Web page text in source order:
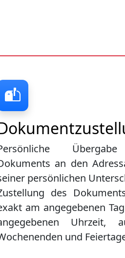
an den
persönlichen
des
am angegebenen
Uhrzeit,
und